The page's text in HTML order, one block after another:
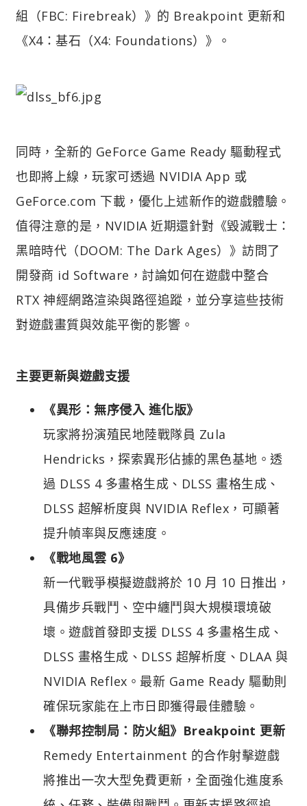
組（FBC: Firebreak）》的 Breakpoint 更新和
《X4：基石（X4: Foundations）》。
同時，全新的 GeForce Game Ready 驅動程式
也即將上線，玩家可透過 NVIDIA App 或
GeForce.com 下載，優化上述新作的遊戲體驗。
值得注意的是，NVIDIA 近期還針對《毀滅戰士：
黑暗時代（DOOM: The Dark Ages）》訪問了
開發商 id Software，討論如何在遊戲中整合
RTX 神經網路渲染與路徑追蹤，並分享這些技術
對遊戲畫質與效能平衡的影響。
主要更新與遊戲支援​
《異形：無序侵入 進化版》
玩家將扮演殖民地陸戰隊員 Zula
Hendricks，探索異形佔據的黑色基地。透
過 DLSS 4 多畫格生成、DLSS 畫格生成、
DLSS 超解析度與 NVIDIA Reflex，可顯著
提升幀率與反應速度。
《戰地風雲 6》
新一代戰爭模擬遊戲將於 10 月 10 日推出，
具備步兵戰鬥、空中纏鬥與大規模環境破
壞。遊戲首發即支援 DLSS 4 多畫格生成、
DLSS 畫格生成、DLSS 超解析度、DLAA 與
NVIDIA Reflex。最新 Game Ready 驅動則
確保玩家能在上市日即獲得最佳體驗。
《聯邦控制局：防火組》Breakpoint 更新
Remedy Entertainment 的合作射擊遊戲
將推出一次大型免費更新，全面強化進度系